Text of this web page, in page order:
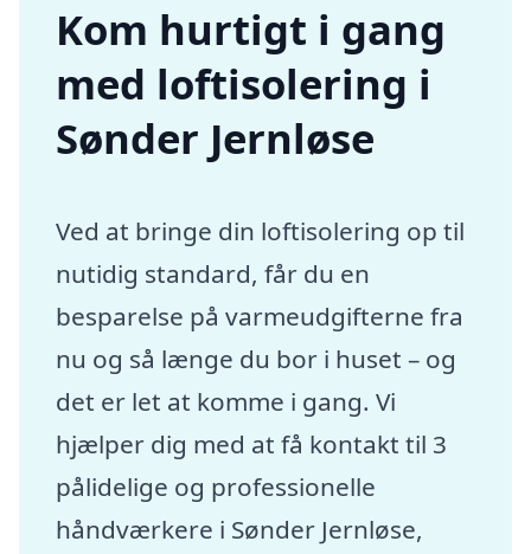
Kom hurtigt i gang
med loftisolering i
Sønder Jernløse
Ved at bringe din loftisolering op til
nutidig standard, får du en
besparelse på varmeudgifterne fra
nu og så længe du bor i huset – og
det er let at komme i gang. Vi
hjælper dig med at få kontakt til 3
pålidelige og professionelle
håndværkere i Sønder Jernløse,